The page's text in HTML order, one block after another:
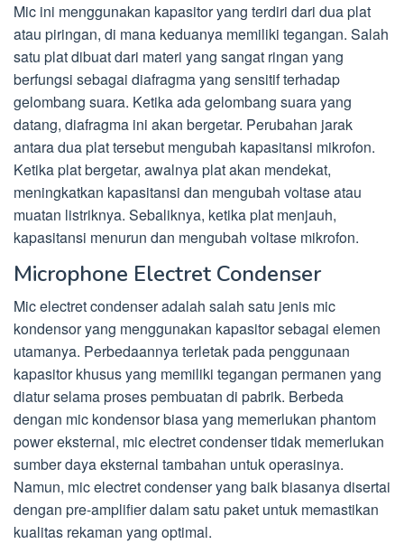
Mic ini menggunakan kapasitor yang terdiri dari dua plat
atau piringan, di mana keduanya memiliki tegangan. Salah
satu plat dibuat dari materi yang sangat ringan yang
berfungsi sebagai diafragma yang sensitif terhadap
gelombang suara. Ketika ada gelombang suara yang
datang, diafragma ini akan bergetar. Perubahan jarak
antara dua plat tersebut mengubah kapasitansi mikrofon.
Ketika plat bergetar, awalnya plat akan mendekat,
meningkatkan kapasitansi dan mengubah voltase atau
muatan listriknya. Sebaliknya, ketika plat menjauh,
kapasitansi menurun dan mengubah voltase mikrofon.
Microphone Electret Condenser
Mic electret condenser adalah salah satu jenis mic
kondensor yang menggunakan kapasitor sebagai elemen
utamanya. Perbedaannya terletak pada penggunaan
kapasitor khusus yang memiliki tegangan permanen yang
diatur selama proses pembuatan di pabrik. Berbeda
dengan mic kondensor biasa yang memerlukan phantom
power eksternal, mic electret condenser tidak memerlukan
sumber daya eksternal tambahan untuk operasinya.
Namun, mic electret condenser yang baik biasanya disertai
dengan pre-amplifier dalam satu paket untuk memastikan
kualitas rekaman yang optimal.